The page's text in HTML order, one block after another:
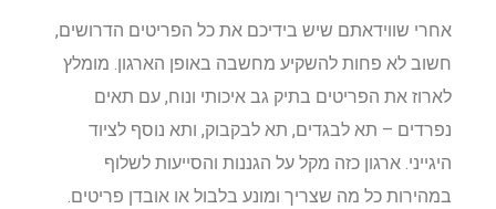
אחרי שווידאתם שיש בידיכם את כל הפריטים הדרושים,
חשוב לא פחות להשקיע מחשבה באופן הארגון. מומלץ
לארוז את הפריטים בתיק גב איכותי ונוח, עם תאים
נפרדים – תא לבגדים, תא לבקבוק, ותא נוסף לציוד
היגייני. ארגון כזה מקל על הגננות והסייעות לשלוף
במהירות כל מה שצריך ומונע בלבול או אובדן פריטים.